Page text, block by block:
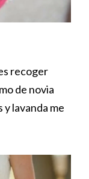
recoger
de novia
y lavanda me